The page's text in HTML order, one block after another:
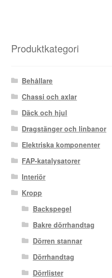
Produktkategori
Behållare
Chassi och axlar
Däck och hjul
Dragstänger och linbanor
Elektriska komponenter
FAP-katalysatorer
Interiör
Kropp
Backspegel
Bakre dörrhandtag
Dörren stannar
Dörrhandtag
Dörrlister